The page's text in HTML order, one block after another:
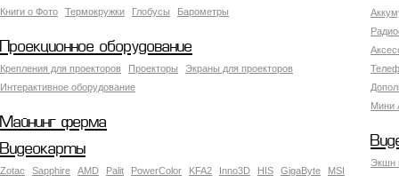
Книги о Фото
Термокружки Глобусы Барометры
Мини
Проекционное оборудование
Крепления для проекторов Проекторы
Экраны для проекторов
Интерактивное оборудование
Майнинг ферма
Экшн
Видеокарты
Zotac Sapphire AMD Palit PowerColor KFA2 Inno3D HIS GigaByte
MSI